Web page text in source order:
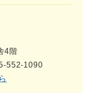
4階
552-1090